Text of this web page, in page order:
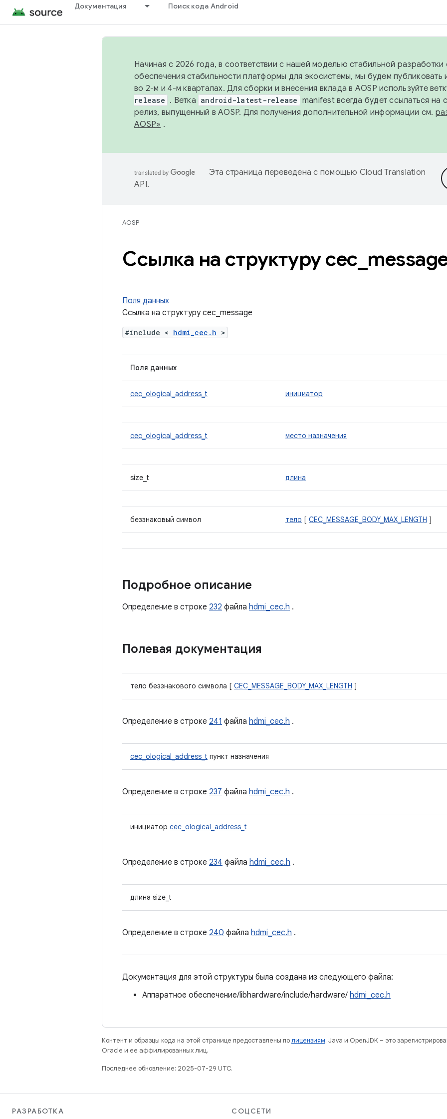
Документация Поиск кода Android
Начиная с 2026 года, в соответствии с нашей моделью стабильной разработки
обеспечения стабильности платформы для экосистемы, мы будем публиковать
во 2-м и 4-м кварталах. Для сборки и внесения вклада в AOSP используйте
release . Ветка android-latest-release manifest всегда будет ссылаться на
релиз, выпущенный в AOSP. Для получения дополнительной информации см.
AOSP» .
Эта страница переведена с помощью Cloud Translation
API.
AOSP
Ссылка на структуру cec
Поля данных
Ссылка на структуру cec_message
#include < hdmi_cec.h >
Поля данных
cec_ological_address_t инициатор
cec_ological_address_t место назначения
size_t длина
беззнаковый символ тело [ CEC_MESSAGE_BODY_MAX_LENGTH ]
Подробное описание
Определение в строке 232 файла hdmi_cec.h .
Полевая документация
тело беззнакового символа [ CEC_MESSAGE_BODY_MAX_LENGTH ]
Определение в строке 241 файла hdmi_cec.h .
cec_ological_address_t пункт назначения
Определение в строке 237 файла hdmi_cec.h .
инициатор cec_ological_address_t
Определение в строке 234 файла hdmi_cec.h .
длина size_t
Определение в строке 240 файла hdmi_cec.h .
Документация для этой структуры была создана из следующего файла:
Аппаратное обеспечение/libhardware/include/hardware/ hdmi_cec.h
Контент и образцы кода на этой странице предоставлены полицензиям. Java и OpenJDK – это
Oracle и ее аффилированных лиц.
Последнее обновление: 2025-07-29 UTC.
РАЗРАБОТКА СОЦСЕТИ